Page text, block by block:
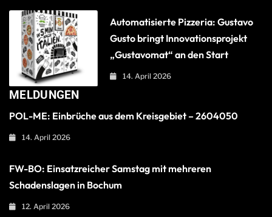
Automatisierte Pizzeria: Gustavo
Gusto bringt Innovationsprojekt
„Gustavomat“ an den Start
14. April 2026
MELDUNGEN
POL-ME: Einbrüche aus dem Kreisgebiet – 2604050
14. April 2026
FW-BO: Einsatzreicher Samstag mit mehreren
Schadenslagen in Bochum
12. April 2026